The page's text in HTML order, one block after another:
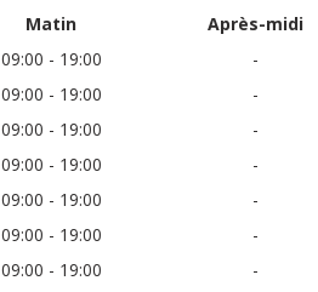
Matin
Après-midi
09:00 - 19:00
-
09:00 - 19:00
-
09:00 - 19:00
-
09:00 - 19:00
-
09:00 - 19:00
-
09:00 - 19:00
-
09:00 - 19:00
-